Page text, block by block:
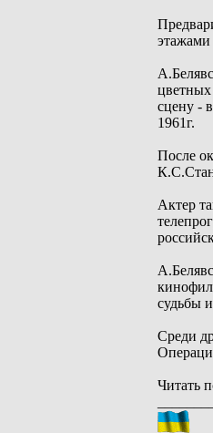
этажами
цветных
сцену -
1961г.
После
Актер
судьбы
Среди
Читать